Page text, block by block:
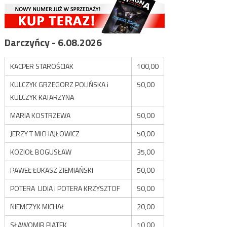
Darczyńcy - 6.08.2026
KACPER STAROŚCIAK
100,00
KULCZYK GRZEGORZ POLIŃSKA i
KULCZYK KATARZYNA
50,00
MARIA KOSTRZEWA
50,00
JERZY T MICHAJŁOWICZ
50,00
KOZIOŁ BOGUSŁAW
35,00
PAWEŁ ŁUKASZ ZIEMIAŃSKI
50,00
POTERA LIDIA i POTERA KRZYSZTOF
50,00
NIEMCZYK MICHAŁ
20,00
SŁAWOMIR PIĄTEK
10,00